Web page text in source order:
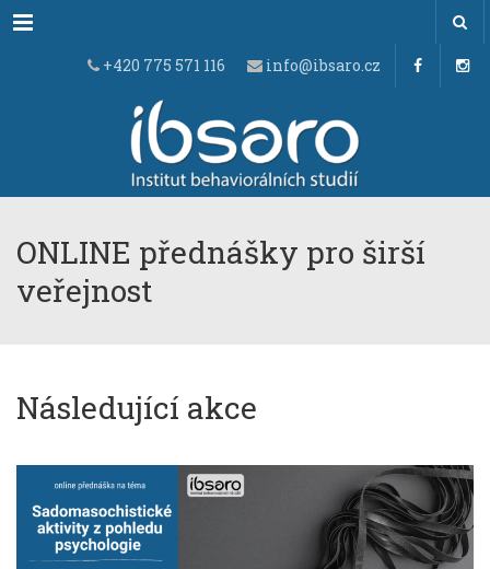
Menu
+420 775 571 116 info@ibsaro.cz
ONLINE přednášky pro širší
veřejnost
Následující akce